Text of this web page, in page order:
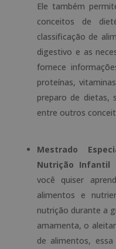
Ele também
conceitos de
classificação de
digestivo e as
fornece
proteínas,
preparo de dietas,
entre outros
Mestrado
Nutrição Infantil
você quiser
alimentos e
nutrição durante a
amamenta, o
de alimentos,